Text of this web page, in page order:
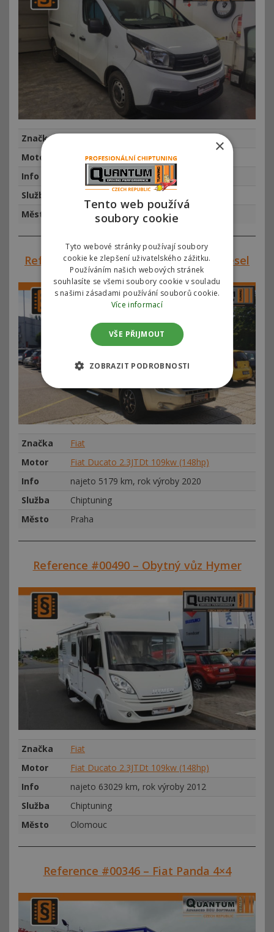
Značka
Motor
Fiat Talento 2.0 Ecojet 88kw (120hp)
Info
najeto km, rok výroby 2020
Služba
Město
Reference #00746 – Fiat Ducato 2.3 Diesel
Značka
Fiat
Motor
Fiat Ducato 2.3JTDt 109kw (148hp)
Info
najeto 5179 km, rok výroby 2020
Služba
Chiptuning
Město
Praha
Reference #00490 – Obytný vůz Hymer
Značka
Fiat
Motor
Fiat Ducato 2.3JTDt 109kw (148hp)
Info
najeto 63029 km, rok výroby 2012
Služba
Chiptuning
Město
Olomouc
Reference #00346 – Fiat Panda 4×4
×
Tento web používá
soubory cookie
Tyto webové stránky používají soubory
cookie ke zlepšení uživatelského zážitku.
Používáním našich webových stránek
souhlasíte se všemi soubory cookie v souladu
s našimi zásadami používání souborů cookie.
Více informací
VŠE PŘIJMOUT
ZOBRAZIT PODROBNOSTI